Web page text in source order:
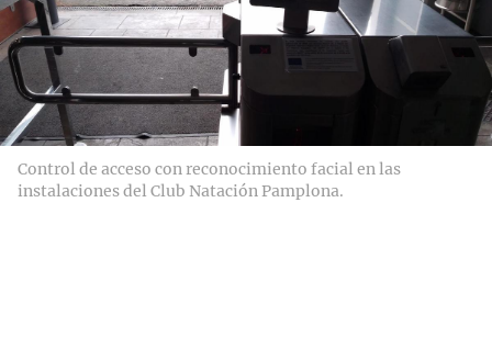
Control de acceso con reconocimiento facial en las
instalaciones del Club Natación Pamplona.